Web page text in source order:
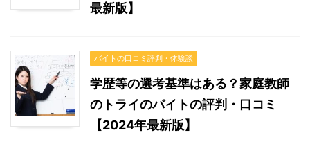
最新版】
バイトの口コミ評判・体験談
学歴等の選考基準はある？家庭教師
のトライのバイトの評判・口コミ
【2024年最新版】